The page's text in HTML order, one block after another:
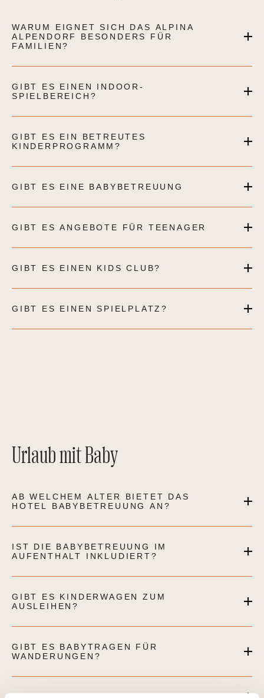
WARUM EIGNET SICH DAS ALPINA
ALPENDORF BESONDERS FÜR
FAMILIEN?
GIBT ES EINEN INDOOR-
SPIELBEREICH?
GIBT ES EIN BETREUTES
KINDERPROGRAMM?
GIBT ES EINE BABYBETREUUNG
GIBT ES ANGEBOTE FÜR TEENAGER
GIBT ES EINEN KIDS CLUB?
GIBT ES EINEN SPIELPLATZ?
Urlaub mit Baby
AB WELCHEM ALTER BIETET DAS
HOTEL BABYBETREUUNG AN?
IST DIE BABYBETREUUNG IM
AUFENTHALT INKLUDIERT?
GIBT ES KINDERWAGEN ZUM
AUSLEIHEN?
GIBT ES BABYTRAGEN FÜR
WANDERUNGEN?